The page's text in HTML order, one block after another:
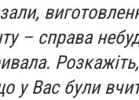
– справа
у Вас були